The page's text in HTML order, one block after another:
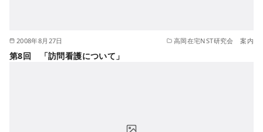
2008年8月27日 高岡在宅NST研究会 案内
第8回 「訪問看護について」